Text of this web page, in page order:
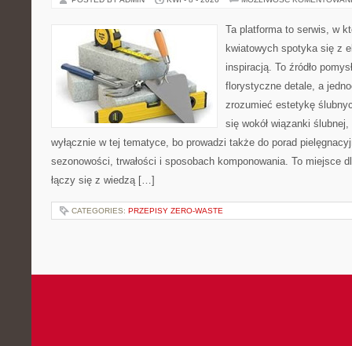
Ta platforma to serwis, w
kwiatowych spotyka się z
inspiracją. To źródło
florystyczne detale, a
zrozumieć estetykę
się wokół wiązanki
wyłącznie w tej tematyce, bo prowadzi także do porad
sezonowości, trwałości i sposobach komponowania. To miejsce
łączy się z wiedzą […]
CATEGORIES: PRZEPISY ZERO-WASTE